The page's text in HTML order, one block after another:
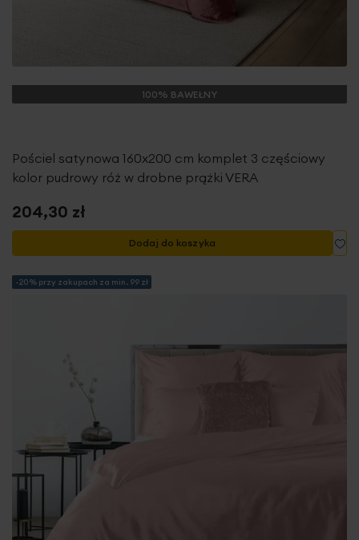
100% BAWEŁNY
Pościel satynowa 160x200 cm komplet 3 częściowy
kolor pudrowy róż w drobne prążki VERA
204,30 zł
Dodaj do koszyka
-20% przy zakupach za min. 99 zł